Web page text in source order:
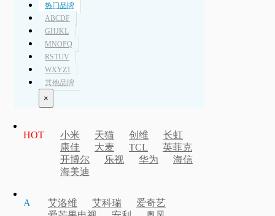
热门品牌
ABCDF
GHJKL
MNOPQ
RSTUV
WXYZ1
其他品牌
×
HOT 小米 天猫 创维
长虹
康佳
大麦 TCL
英菲克
开博尔
乐视 华为
海信
海美迪
A 艾洛维 艾科瑞
爱奇艺